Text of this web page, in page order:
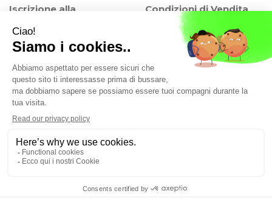
Iscrizione alla
Newsletter
Contatti
Informativa Privacy
Condizioni di Vendita
Modalità di Pagamento
Modalità di Spedizione
e Ritiro
Valli di Chioggia (VE)
info@farmaciaiaccheri.it
04025840275 | Numero R.E.A.: VE-358876